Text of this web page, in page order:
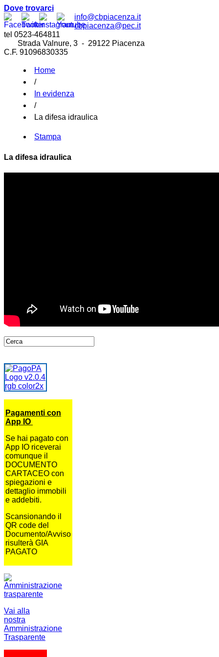
Dove trovarci
info@cbpiacenza.it
cbpiacenza@pec.it
tel 0523-464811
Strada Valnure, 3 - 29122 Piacenza
C.F. 91096830335
Home
/
In evidenza
/
La difesa idraulica
Stampa
La difesa idraulica
Pagamenti con
App IO
Se hai pagato con
App IO riceverai
comunque il
DOCUMENTO
CARTACEO con
spiegazioni e
dettaglio immobili
e addebiti.
Scansionando il
QR code del
Documento/Avviso
risulterà GIA
PAGATO
Vai alla
nostra
Amministrazione
Trasparente